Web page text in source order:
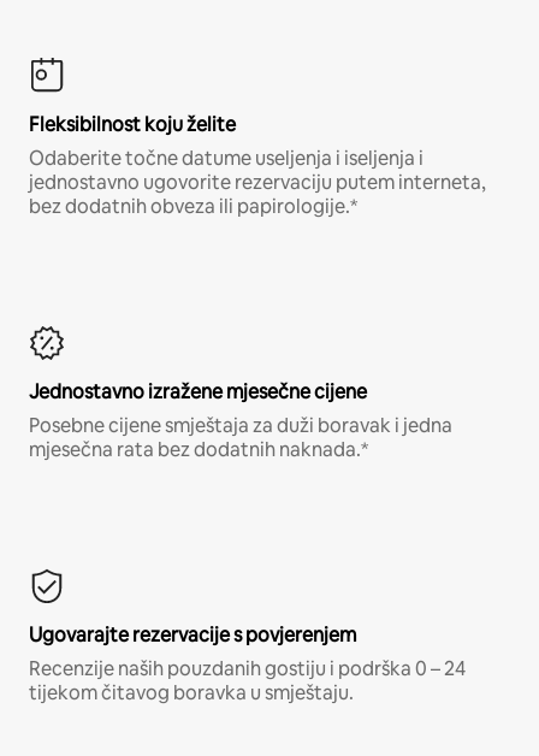
Fleksibilnost koju želite
Odaberite točne datume useljenja i iseljenja i
jednostavno ugovorite rezervaciju putem interneta,
bez dodatnih obveza ili papirologije.*
Jednostavno izražene mjesečne cijene
Posebne cijene smještaja za duži boravak i jedna
mjesečna rata bez dodatnih naknada.*
Ugovarajte rezervacije s povjerenjem
Recenzije naših pouzdanih gostiju i podrška 0 – 24
tijekom čitavog boravka u smještaju.